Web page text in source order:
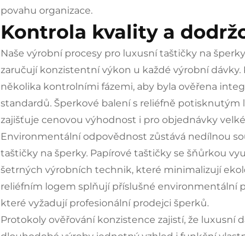
povahu organizace.
Kontrola kvality a
Naše výrobní procesy pro luxusní taštičky na
zaručují konzistentní výkon u každé výrobní
několika kontrolními fázemi, aby byla ověřena
standardů. Šperkové balení s reliéfně
zajišťuje cenovou výhodnost i pro objednávky
Environmentální odpovědnost zůstává nedílnou
taštičky na šperky. Papírové taštičky se šňůrkou
šetrných výrobních technik, které minimalizují
reliéfním logem splňují příslušné environmentální
které vyžadují profesionální prodejci šperků.
Protokoly ověřování konzistence zajistí, že luxusní